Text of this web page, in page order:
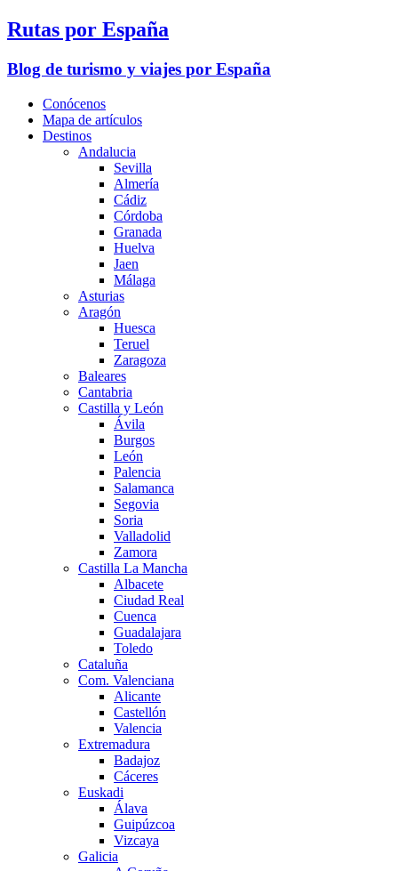
Rutas por España
Blog de turismo y viajes por España
Conócenos
Mapa de artículos
Destinos
Andalucia
Sevilla
Almería
Cádiz
Córdoba
Granada
Huelva
Jaen
Málaga
Asturias
Aragón
Huesca
Teruel
Zaragoza
Baleares
Cantabria
Castilla y León
Ávila
Burgos
León
Palencia
Salamanca
Segovia
Soria
Valladolid
Zamora
Castilla La Mancha
Albacete
Ciudad Real
Cuenca
Guadalajara
Toledo
Cataluña
Com. Valenciana
Alicante
Castellón
Valencia
Extremadura
Badajoz
Cáceres
Euskadi
Álava
Guipúzcoa
Vizcaya
Galicia